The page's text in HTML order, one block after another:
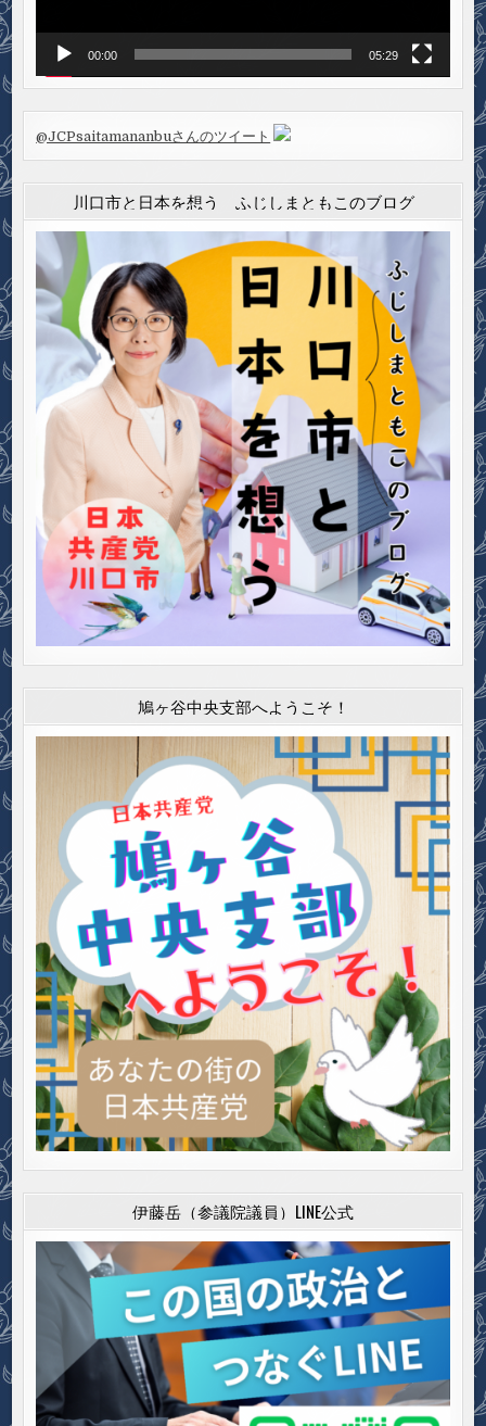
00:00 05:29
@JCPsaitamananbuさんのツイート
川口市と日本を想う ふじしまともこのブログ
鳩ヶ谷中央支部へようこそ！
伊藤岳（参議院議員）LINE公式